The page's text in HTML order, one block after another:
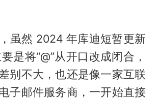
虽然 2024 年库迪短暂更新
是将“@”从开口改成闭合，
别不大，也还是像一家互联
子邮件服务商，一开始直接